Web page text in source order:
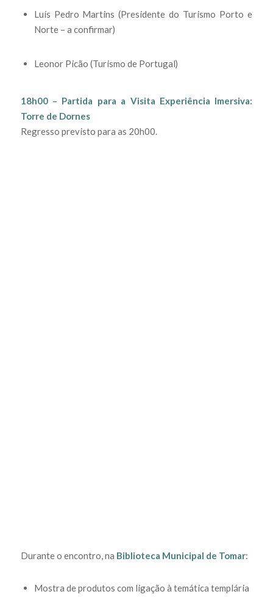
Luís Pedro Martins (Presidente do Turismo Porto e
Norte – a confirmar)
Leonor Picão (Turismo de Portugal)
18h00 – Partida para a Visita Experiência Imersiva:
Torre de Dornes
Regresso previsto para as 20h00.
Durante o encontro, na Biblioteca Municipal de Tomar:
Mostra de produtos com ligação à temática templária